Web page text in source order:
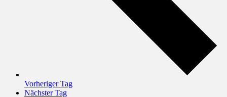
Vorheriger Tag
Nächster Tag